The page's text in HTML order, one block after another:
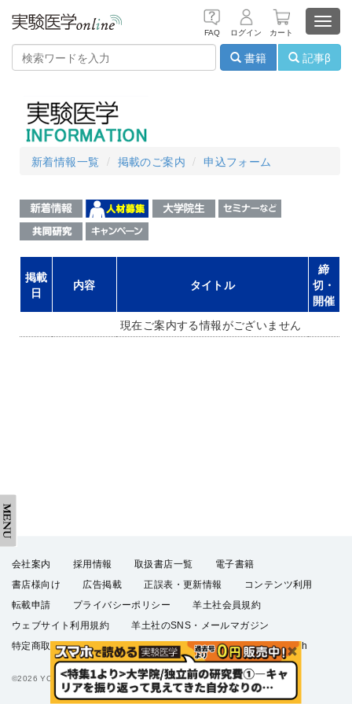
FAQ ログイン カート
書籍
記事β
新着情報一覧 掲載のご案内 申込フォーム
掲載
日
内容 タイトル
締
切・
開催
現在ご案内する情報がございません
会社案内 採用情報 取扱書店一覧
電子書籍
書店様向け
広告掲載 正誤表・更新情報
コンテンツ利用
転載申請
プライバシーポリシー
羊土社会員規約
ウェブサイト利用規約
羊土社のSNS・メールマガジン
特定商取引法に基づく表示
FAQ お問い合わせ English
©2026 YODOSHA CO., LTD. All Rights Reserved